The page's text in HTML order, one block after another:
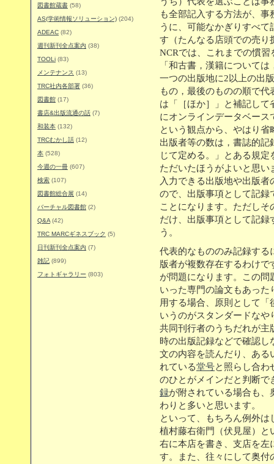
図書館蔵書 (58)
AS(学術情報ソリューション) (204)
ADEAC (82)
週刊新刊全点案内 (38)
TOOLi (83)
メンテナンス (13)
TRC社内各部署 (36)
図書館 (17)
書店&出版流通の話 (7)
和装本 (132)
TRCむかし話 (12)
本 (528)
今週の一冊 (607)
検索 (107)
図書館総合展 (14)
バーチャル図書館 (2)
Q&A (42)
TRC MARCギネスブック (5)
日刊新刊全点案内 (7)
雑記 (899)
フォトギャラリー (803)
も全部記入する方法が、
うに、可能なかぎりすべ
す（たんなる店頭での売り
NCRでは、これまでの慣
「和古書，漢籍について
一つの出版地に2以上の出
もの，最後のものの順で
は「［ほか］」と補記し
にオンラインデータベー
という観点から、やはり
出版者等の数は，書誌的
じて定める。」とある規
ただいたほうがよいと思
入力できる出版地や出版
ので、出版事項として記録
ことになります。ただしそ
だけ、出版事項として記
う。
代表的なもののみ記録する
版者が複数存在するわけ
が問題になります。この
いった専門の論文もあっ
用する場合、原則として
いうのがスタンダードなや
共同刊行者のうちだれが主
時の出版記録などで確認
文の内容を読んだり、ある
れている堂号と照らし合わ
のひとがメインだと判断で
録が附されている場合も、
わりと多いと思います。
といって、もちろん例外
植村藤右衛門（伏見屋）と
右に本店を書き、支店を左
す。また、往々にして奥付